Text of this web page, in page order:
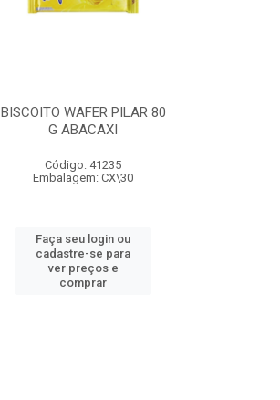
BISCOITO WAFER PILAR 80
G ABACAXI
Código: 41235
Embalagem: CX\30
Faça seu login ou
cadastre-se para
ver preços e
comprar